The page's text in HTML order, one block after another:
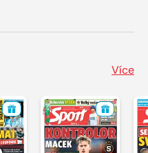
Více